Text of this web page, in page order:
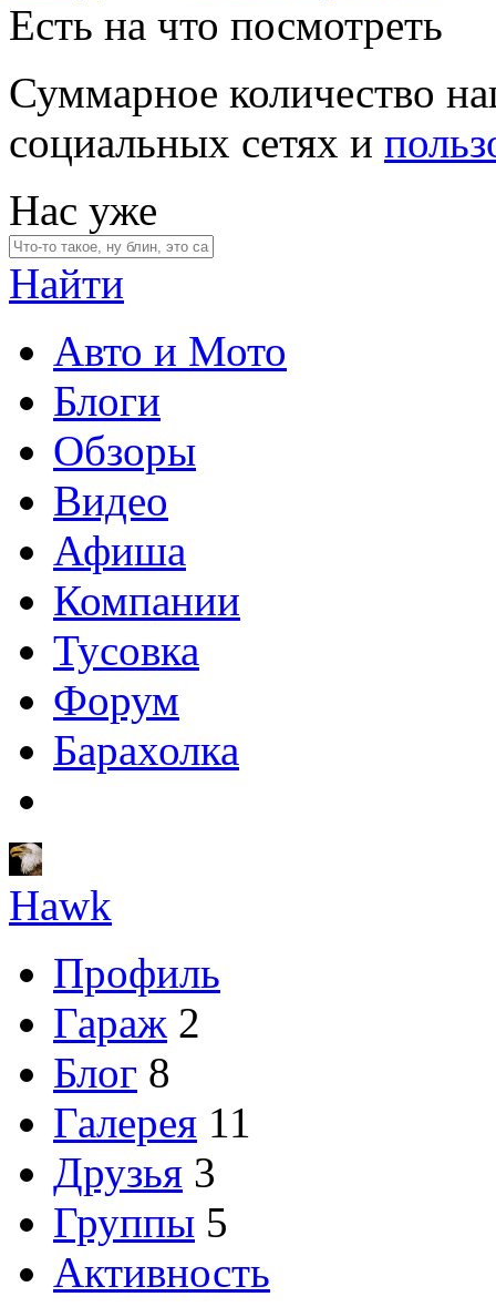
Есть на что посмотреть
Суммарное количество
социальных сетях и
Нас уже
Найти
Авто и Мото
Блоги
Обзоры
Видео
Афиша
Компании
Тусовка
Форум
Барахолка
Hawk
Профиль
Гараж 2
Блог 8
Галерея 11
Друзья 3
Группы 5
Активность